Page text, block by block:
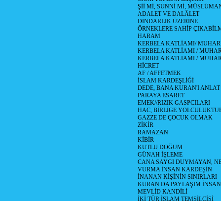
Şİİ Mİ, SUNNİ Mİ,
ADALET VE DALÂLET
DİNDARLIK ÜZERİNE
ÖRNEKLERE SAHİP
HARAM
KERBELA KATLİAMI/
KERBELA KATLİAMI /
KERBELA KATLİAMI /
HİCRET
AF / AFFETMEK
İSLAM KARDEŞLİĞİ
DEDE, BANA KURAN'I ANLAT
PARAYA ESARET
EMEK//RIZIK GASPCILARI
HAC, BİRLİGE
GAZZE DE ÇOCUK OLMAK
ZİKİR
RAMAZAN
KİBİR
KUTLU DOĞUM
GÜNAH İŞLEME
CANA SAYGI DUYMAYAN,
VURMA İNSAN KARDEŞİN
İNANAN KİŞİNİN SINIRLARI
KURAN DA PAYLAŞIM
MEVLİD KANDİLİ
İKİ TÜR İSLAM TEMSİLCİSİ